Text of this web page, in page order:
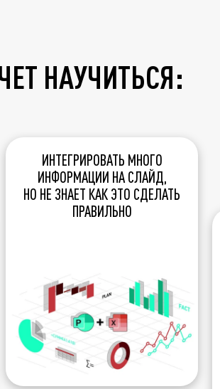
НАУЧИТЬСЯ:
ИНТЕГРИРОВАТЬ МНОГО
ИНФОРМАЦИИ НА СЛАЙД,
НО НЕ ЗНАЕТ КАК ЭТО СДЕЛАТЬ
ПРАВИЛЬНО